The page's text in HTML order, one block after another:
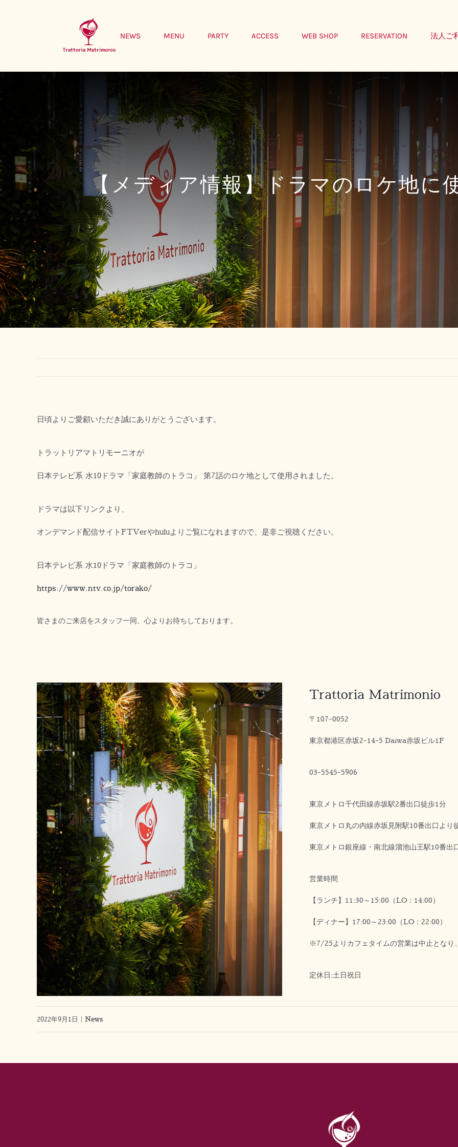
NEWS MENU PARTY ACCESS WEB SHOP RESERVATION 法人ご
【メディア情報】ドラマのロケ地に
日頃よりご愛顧いただき誠にありがとうございます。
トラットリアマトリモーニオが
日本テレビ系 水10ドラマ「家庭教師のトラコ」 第7話のロケ地として使用されました。
ドラマは以下リンクより、
オンデマンド配信サイトFTVerやhuluよりご覧になれますので、是非ご視聴ください。
日本テレビ系 水10ドラマ「家庭教師のトラコ」
https://www.ntv.co.jp/torako/
皆さまのご来店をスタッフ一同、心よりお待ちしております。
Trattoria Matrimonio
〒107-0052
東京都港区赤坂2-14-5 Daiwa赤坂ビル1F
03-5545-5906
東京メトロ千代田線赤坂駅2番出口徒歩1分
東京メトロ丸の内線赤坂見附駅10番出口より
東京メトロ銀座線・南北線溜池山王駅10番出
営業時間
【ランチ】11:30～15:00（LO：14:00）
【ディナー】17:00～23:00（LO：22:00）
※7/25よりカフェタイムの営業は中止となり
定休日:土日祝日
2022年9月1日 | News